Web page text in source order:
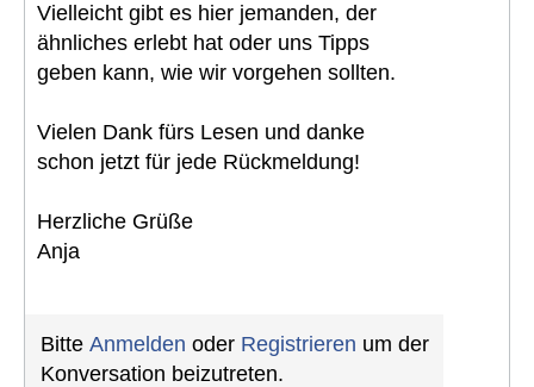
Vielleicht gibt es hier jemanden, der
ähnliches erlebt hat oder uns Tipps
geben kann, wie wir vorgehen sollten.
Vielen Dank fürs Lesen und danke
schon jetzt für jede Rückmeldung!
Herzliche Grüße
Anja
Bitte Anmelden oder Registrieren um der
Konversation beizutreten.